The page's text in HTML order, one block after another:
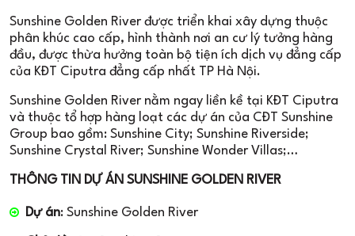
Sunshine Golden River được triển khai xây dựng thuộc
phân khúc cao cấp, hình thành nơi an cư lý tưởng hàng
đầu, được thừa hưởng toàn bộ tiện ích dịch vụ đẳng cấp
của KĐT Ciputra đẳng cấp nhất TP Hà Nội.
Sunshine Golden River nằm ngay liền kề tại KĐT Ciputra
và thuộc tổ hợp hàng loạt các dự án của CĐT Sunshine
Group bao gồm: Sunshine City; Sunshine Riverside;
Sunshine Crystal River; Sunshine Wonder Villas;…
THÔNG TIN DỰ ÁN SUNSHINE GOLDEN RIVER
Dự án: Sunshine Golden River